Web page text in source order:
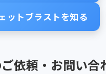
ットブラストを知る
依頼・お問い合